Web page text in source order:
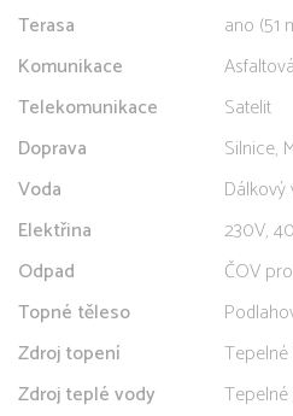
Terasa
ano (51
Komunikace
Telekomunikace
Satelit
Doprava
Silnice,
Voda
Elektřina
230V,
Odpad
ČOV
Topné těleso
Zdroj topení
Zdroj teplé vody